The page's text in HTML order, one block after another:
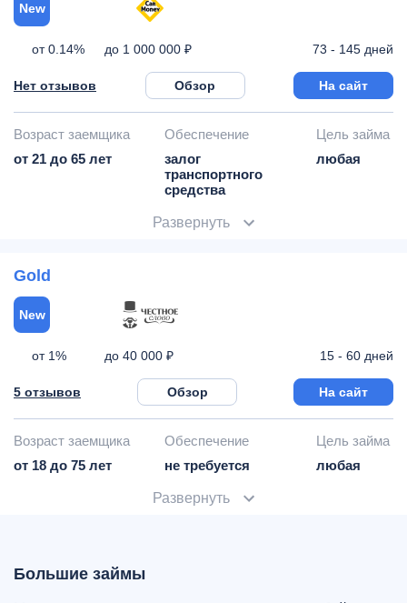
New
от 0.14% до 1 000 000 ₽ 73 - 145 дней
Нет отзывов Обзор На сайт
Возраст заемщика Обеспечение
Цель займа
от 21 до 65 лет
залог
транспортного
средства
любая
Развернуть
Gold
New
от 1% до 40 000 ₽ 15 - 60 дней
5 отзывов Обзор На сайт
Возраст заемщика Обеспечение
Цель займа
от 18 до 75 лет
не требуется любая
Развернуть
Большие займы